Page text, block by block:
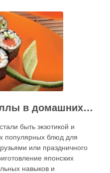
Как приготовить роллы в домашних условиях?
быть экзотикой и
популярных блюд для
или праздничного
японских
навыков и